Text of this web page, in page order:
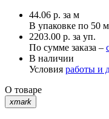
44.06 р. за м
В упаковке по 50 м
2203.00 р. за уп.
По сумме заказа –
В наличии
Условия работы и
О товаре
xmark